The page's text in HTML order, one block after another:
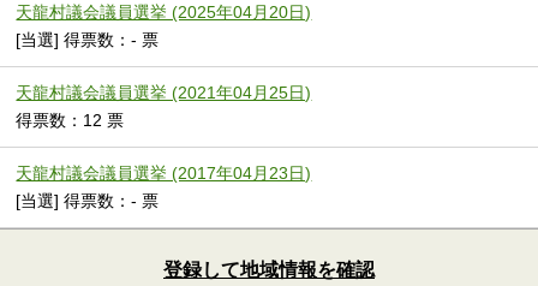
天龍村議会議員選挙 (2025年04月20日)
[当選] 得票数：- 票
天龍村議会議員選挙 (2021年04月25日)
得票数：12 票
天龍村議会議員選挙 (2017年04月23日)
[当選] 得票数：- 票
登録して地域情報を確認